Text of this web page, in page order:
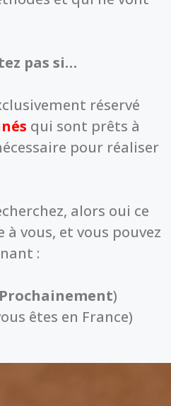
pas si…
réservé
qui sont prêts à
pour réaliser
alors oui ce
à vous, et vous pouvez
:
Prochainement)
êtes en France)